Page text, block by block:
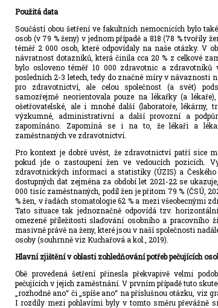
Použitá data
Součástí obou šetření ve fakultních nemocnicích bylo
osob (v 79 % ženy) v jednom případě a 818 (78 % tvořily
téměř 2 000 osob, které odpovídaly na naše otázky. V
návratnost dotazníků, která činila cca 20 % z celkové
bylo osloveno téměř 10 000 zdravotnic a zdravotníků
posledních 2-3 letech, tedy do značné míry v návaznosti
pro zdravotnictví, ale celou společnost (a svět)
samozřejmě neorientovala pouze na lékařky (a
ošetřovatelské, ale i mnohé další (laboratoře, lékárny,
výzkumné, administrativní a další provozní a
zapomínáno. Zapomíná se i na to, že lékaři a
zaměstnaných ve zdravotnictví.
Pro kontext je dobré uvést, že zdravotnictví patří sice
pokud jde o zastoupení žen ve vedoucích pozicích.
zdravotnických informací a statistiky (ÚZIS) a Českého
dostupných dat zejména za období let 2021-22 se
000 tisíc zaměstnaných, podíl žen je přitom 79 % (ČSÚ,
% žen, v řadách stomatologie 62 % a mezi všeobecnými
Tato situace tak jednoznačně odpovídá tzv.
omezené příležitosti slaďování osobního a pracovního
masivně právě na ženy, které jsou v naší společnosti
osoby (souhrnně viz Kuchařová a kol., 2019).
Hlavní zjištění v oblasti zohledňování potřeb pečujících
Obě provedená šetření přinesla překvapivě velmi
pečujících v jejich zaměstnání. V prvním případě tuto
„rozhodně ano“ či „spíše ano“ na příslušnou otázku, viz
I rozdíly mezi pohlavími byly v tomto směru převážně